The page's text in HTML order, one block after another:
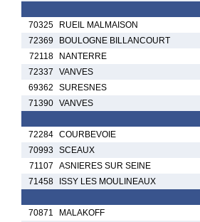
70325 RUEIL MALMAISON
72369
BOULOGNE BILLANCOURT
72118
NANTERRE
72337
VANVES
69362
SURESNES
71390 VANVES
72284 COURBEVOIE
70993
SCEAUX
71107
ASNIERES SUR SEINE
71458
ISSY LES MOULINEAUX
70871 MALAKOFF